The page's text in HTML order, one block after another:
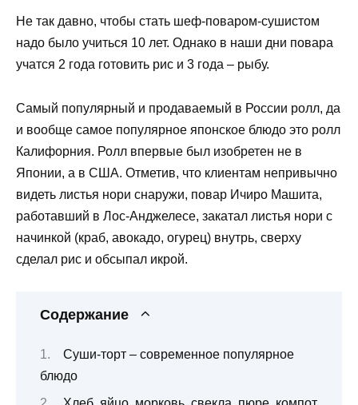
Не так давно, чтобы стать шеф-поваром-сушистом
надо было учиться 10 лет. Однако в наши дни повара
учатся 2 года готовить рис и 3 года – рыбу.
Самый популярный и продаваемый в России ролл, да
и вообще самое популярное японское блюдо это ролл
Калифорния. Ролл впервые был изобретен не в
Японии, а в США. Отметив, что клиентам непривычно
видеть листья нори снаружи, повар Ичиро Машита,
работавший в Лос-Анджелесе, закатал листья нори с
начинкой (краб, авокадо, огурец) внутрь, сверху
сделал рис и обсыпал икрой.
Содержание
Суши-торт – современное популярное
блюдо